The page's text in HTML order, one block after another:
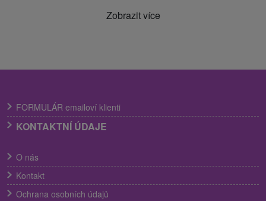
Zobrazit více
FORMULÁR emailoví klienti
KONTAKTNÍ ÚDAJE
O nás
Kontakt
Ochrana osobních údajů